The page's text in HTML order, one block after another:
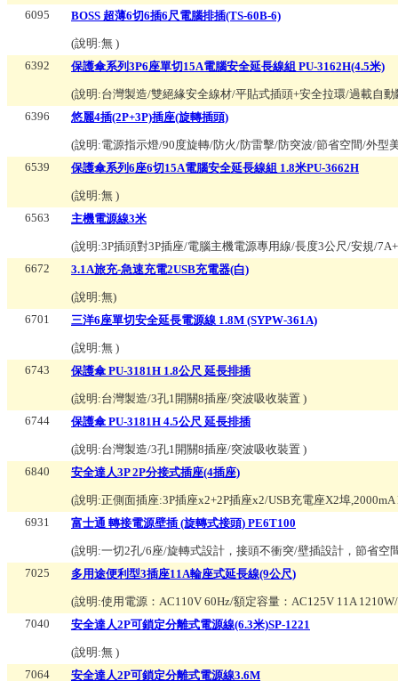
6095
BOSS 超薄6切6插6尺電腦排插(TS-60B-6)
(說明:無 )
6392
保護傘系列3P6座單切15A電腦安全延長線組 PU-3162H(4.5米)
(說明:台灣製造/雙絕緣安全線材/平貼式插頭+安全拉環/過載自
6396
悠麗4插(2P+3P)插座(旋轉插頭)
(說明:電源指示燈/90度旋轉/防火/防雷擊/防突波/節省空間/外型
6539
保護傘系列6座6切15A電腦安全延長線組 1.8米PU-3662H
(說明:無 )
6563
主機電源線3米
(說明:3P插頭對3P插座/電腦主機電源專用線/長度3公尺/安規/
6672
3.1A旅充-急速充電2USB充電器(白)
(說明:無)
6701
三洋6座單切安全延長電源線 1.8M (SYPW-361A)
(說明:無 )
6743
保護傘 PU-3181H 1.8公尺 延長排插
(說明:台灣製造/3孔1開關8插座/突波吸收裝置 )
6744
保護傘 PU-3181H 4.5公尺 延長排插
(說明:台灣製造/3孔1開關8插座/突波吸收裝置 )
6840
安全達人3P 2P分接式插座(4插座)
(說明:正側面插座:3P插座x2+2P插座x2/USB充電座X2埠
6931
富士通 轉接電源壁插 (旋轉式接頭) PE6T100
(說明:一切2孔/6座/旋轉式設計，接頭不衝突/壁插設計，節省空
7025
多用途便利型3插座11A輪座式延長線(9公尺)
(說明:使用電源：AC110V 60Hz/額定容量：AC125V 11A
7040
安全達人2P可鎖定分離式電源線(6.3米)SP-1221
(說明:無 )
7064
安全達人2P可鎖定分離式電源線3.6M